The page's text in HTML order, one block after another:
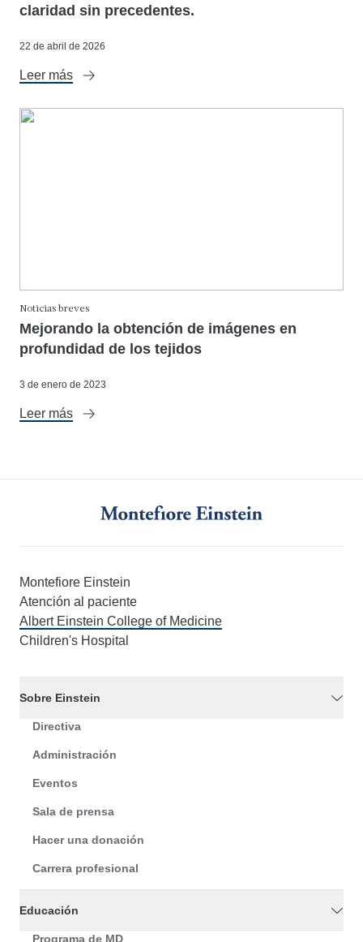
claridad sin precedentes.
22 de abril de 2026
Leer más
Noticias breves
Mejorando la obtención de imágenes en
profundidad de los tejidos
3 de enero de 2023
Leer más
Montefiore Einstein
Atención al paciente
Albert Einstein College of Medicine
Children's Hospital
Sobre Einstein
Directiva
Administración
Eventos
Sala de prensa
Hacer una donación
Carrera profesional
Educación
Programa de MD